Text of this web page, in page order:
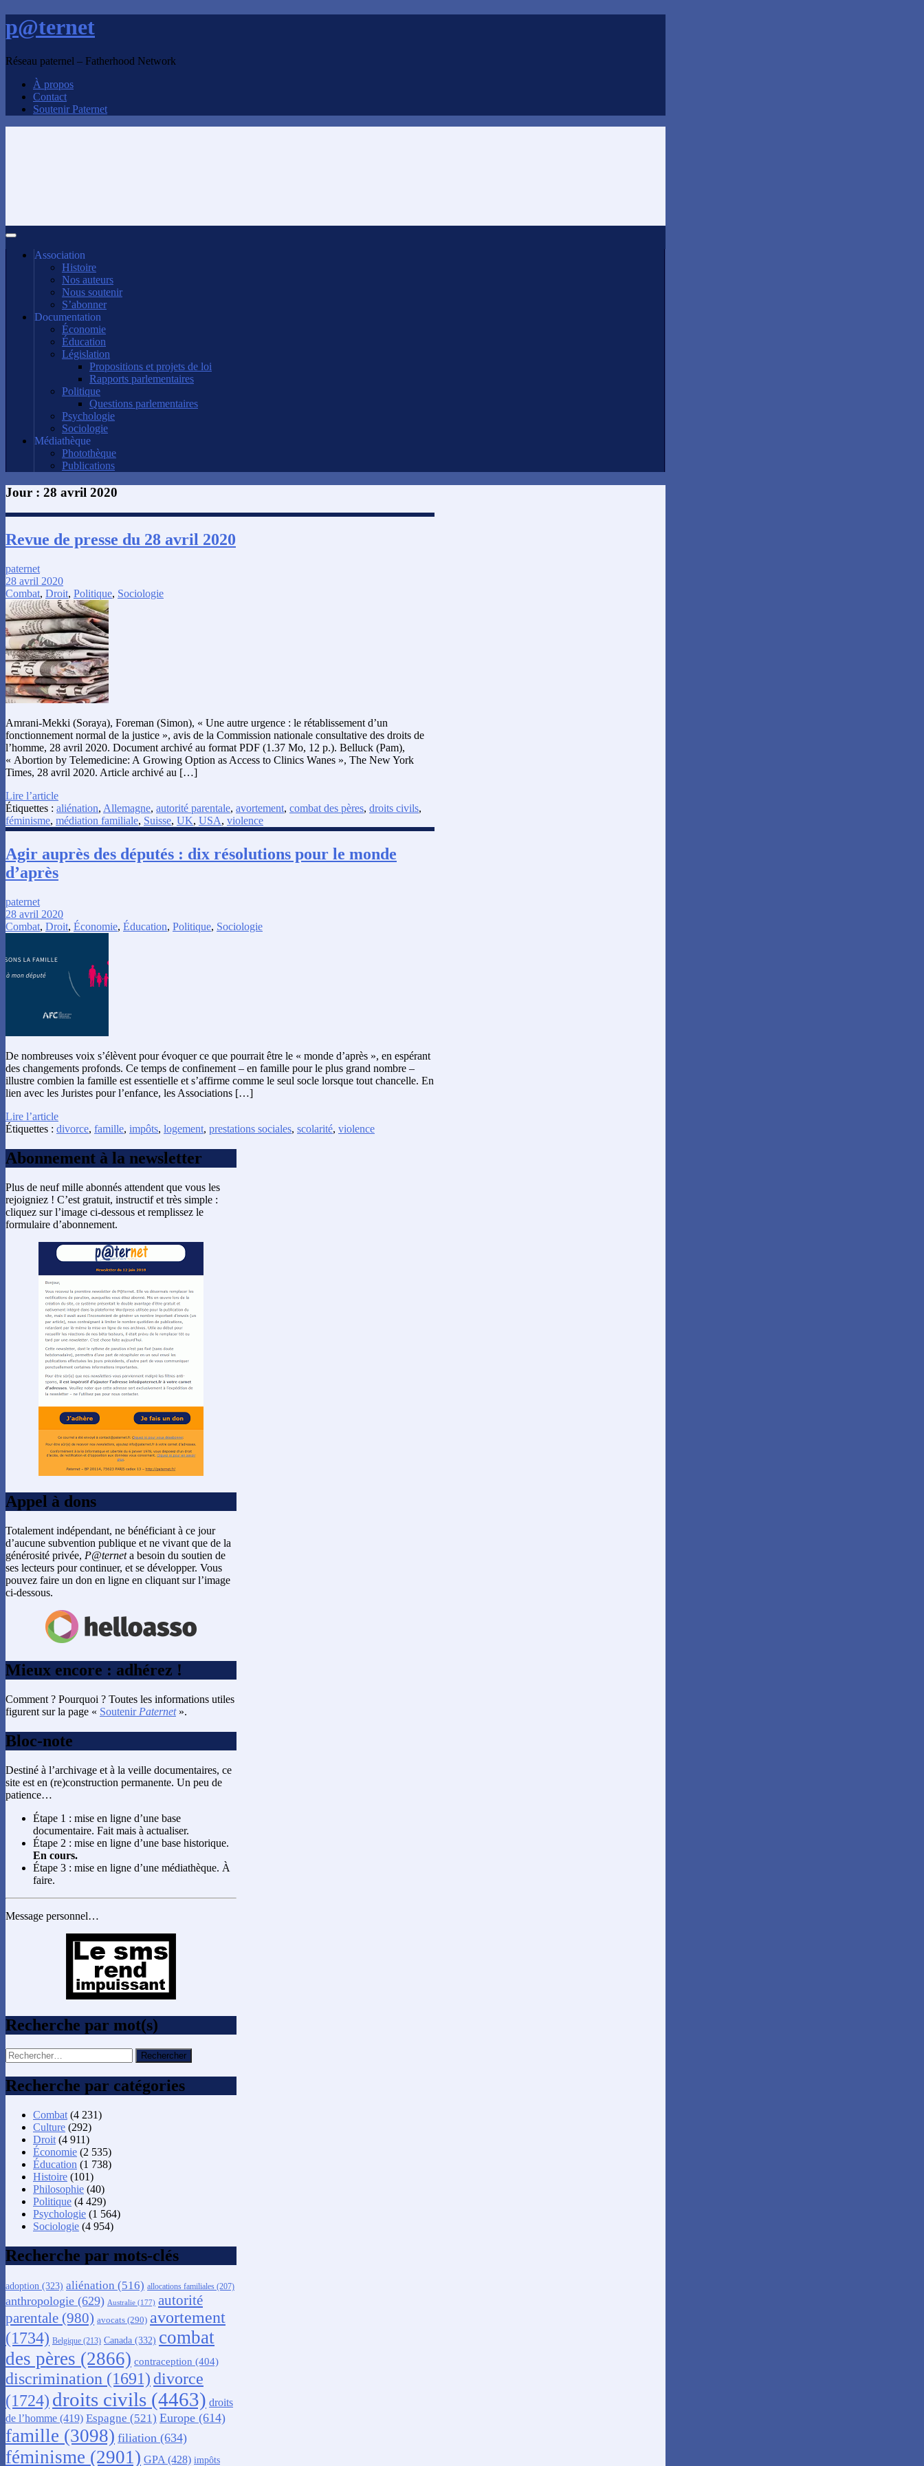
p@ternet
Réseau paternel – Fatherhood Network
À propos
Contact
Soutenir Paternet
Association
Histoire
Nos auteurs
Nous soutenir
S’abonner
Documentation
Économie
Éducation
Législation
Propositions et projets de loi
Rapports parlementaires
Politique
Questions parlementaires
Psychologie
Sociologie
Médiathèque
Photothèque
Publications
Jour : 28 avril 2020
Revue de presse du 28 avril 2020
paternet
28 avril 2020
Combat, Droit, Politique, Sociologie
Amrani-Mekki (Soraya), Foreman (Simon), « Une autre urgence : le rétablissement d’un
fonctionnement normal de la justice », avis de la Commission nationale consultative des droits de
l’homme, 28 avril 2020. Document archivé au format PDF (1.37 Mo, 12 p.). Belluck (Pam),
« Abortion by Telemedicine: A Growing Option as Access to Clinics Wanes », The New York
Times, 28 avril 2020. Article archivé au […]
Lire l’article
Étiquettes : aliénation, Allemagne, autorité parentale, avortement, combat des pères, droits civils,
féminisme, médiation familiale, Suisse, UK, USA, violence
Agir auprès des députés : dix résolutions pour le monde
d’après
paternet
28 avril 2020
Combat, Droit, Économie, Éducation, Politique, Sociologie
De nombreuses voix s’élèvent pour évoquer ce que pourrait être le « monde d’après », en espérant
des changements profonds. Ce temps de confinement – en famille pour le plus grand nombre –
illustre combien la famille est essentielle et s’affirme comme le seul socle lorsque tout chancelle. En
lien avec les Juristes pour l’enfance, les Associations […]
Lire l’article
Étiquettes : divorce, famille, impôts, logement, prestations sociales, scolarité, violence
Abonnement à la newsletter
Plus de neuf mille abonnés attendent que vous les
rejoigniez ! C’est gratuit, instructif et très simple :
cliquez sur l’image ci-dessous et remplissez le
formulaire d’abonnement.
Appel à dons
Totalement indépendant, ne bénéficiant à ce jour
d’aucune subvention publique et ne vivant que de la
générosité privée, P@terneta besoin du soutien de
ses lecteurs pour continuer, et se développer. Vous
pouvez faire un don en ligne en cliquant sur l’image
ci-dessous.
Mieux encore : adhérez !
Comment ? Pourquoi ? Toutes les informations utiles
figurent sur la page « Soutenir Paternet».
Bloc-note
Destiné à l’archivage et à la veille documentaires, ce
site est en (re)construction permanente. Un peu de
patience…
Étape 1 : mise en ligne d’une base
documentaire. Fait mais à actualiser.
Étape 2 : mise en ligne d’une base historique.
En cours.
Étape 3 : mise en ligne d’une médiathèque. À
faire.
Message personnel…
Recherche par mot(s)
Rechercher :
Recherche par catégories
Combat (4 231)
Culture (292)
Droit (4 911)
Économie (2 535)
Éducation (1 738)
Histoire (101)
Philosophie (40)
Politique (4 429)
Psychologie (1 564)
Sociologie (4 954)
Recherche par mots-clés
adoption (323) aliénation (516) allocations familiales (207)
anthropologie (629) Australie (177) autorité
parentale (980) avocats (290) avortement
(1734) Belgique (213) Canada (332) combat
des pères (2866) contraception (404)
discrimination (1691) divorce
(1724) droits civils (4463) droits
de l’homme (419) Espagne (521) Europe (614)
famille (3098) filiation (634)
féminisme (2901) GPA (428) impôts